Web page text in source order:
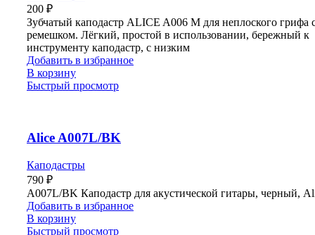
200 ₽
Зубчатый каподастр ALICE A006 М для неплоского грифа
ремешком. Лёгкий, простой в использовании, бережный к
инструменту каподастр, с низким
Добавить в избранное
В корзину
Быстрый просмотр
Alice A007L/BK
Каподастры
790 ₽
A007L/BK Каподастр для акустической гитары, черный,
Добавить в избранное
В корзину
Быстрый просмотр